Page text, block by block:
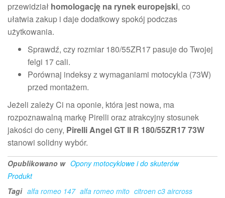
przewidział homologację na rynek europejski, co
ułatwia zakup i daje dodatkowy spokój podczas
użytkowania.
Sprawdź, czy rozmiar 180/55ZR17 pasuje do Twojej
felgi 17 cali.
Porównaj indeksy z wymaganiami motocykla (73W)
przed montażem.
Jeżeli zależy Ci na oponie, która jest nowa, ma
rozpoznawalną markę Pirelli oraz atrakcyjny stosunek
jakości do ceny, Pirelli Angel GT II R 180/55ZR17 73W
stanowi solidny wybór.
Opublikowano w Opony motocyklowe i do skuterów
Produkt
Tagi alfa romeo 147 alfa romeo mito citroen c3 aircross